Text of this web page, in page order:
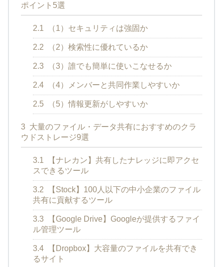
ポイント5選
2.1 （1）セキュリティは強固か
2.2 （2）検索性に優れているか
2.3 （3）誰でも簡単に使いこなせるか
2.4 （4）メンバーと共同作業しやすいか
2.5 （5）情報更新がしやすいか
3 大量のファイル・データ共有におすすめのクラ
ウドストレージ9選
3.1
【ナレカン】共有したナレッジに即アクセ
スできるツール
3.2
【Stock】100人以下の中小企業のファイル
共有に貢献するツール
3.3
【Google Drive】Googleが提供するファイ
ル管理ツール
3.4
【Dropbox】大容量のファイルを共有でき
るサイト